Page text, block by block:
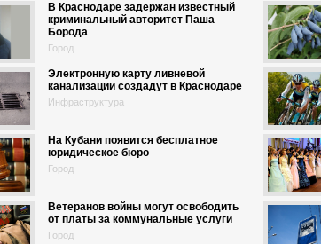
В Краснодаре задержан известный
криминальный авторитет Паша
Борода
Город
Электронную карту ливневой
канализации создадут в Краснодаре
Инфраструктура
На Кубани появится бесплатное
юридическое бюро
Город
Ветеранов войны могут освободить
от платы за коммунальные услуги
Город